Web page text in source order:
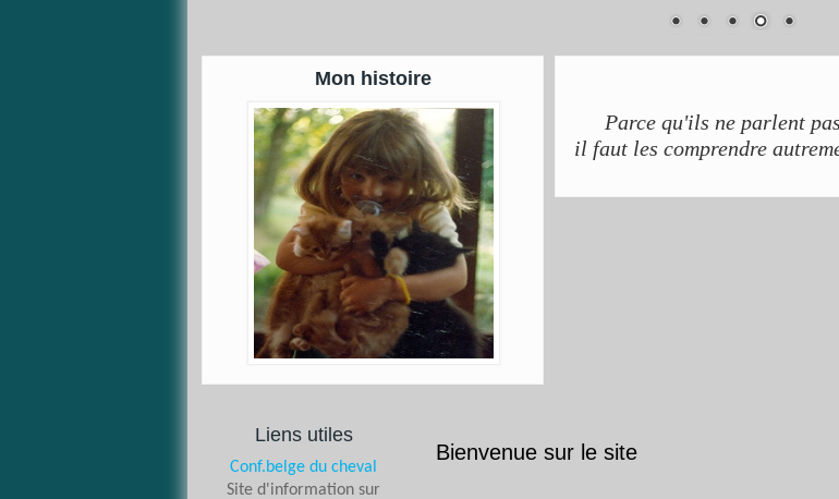
Mon histoire
Parce qu'ils ne parlent
il faut les comprendre
Bienvenue sur le site
Liens utiles
Conf.belge du cheval
Site d'information sur